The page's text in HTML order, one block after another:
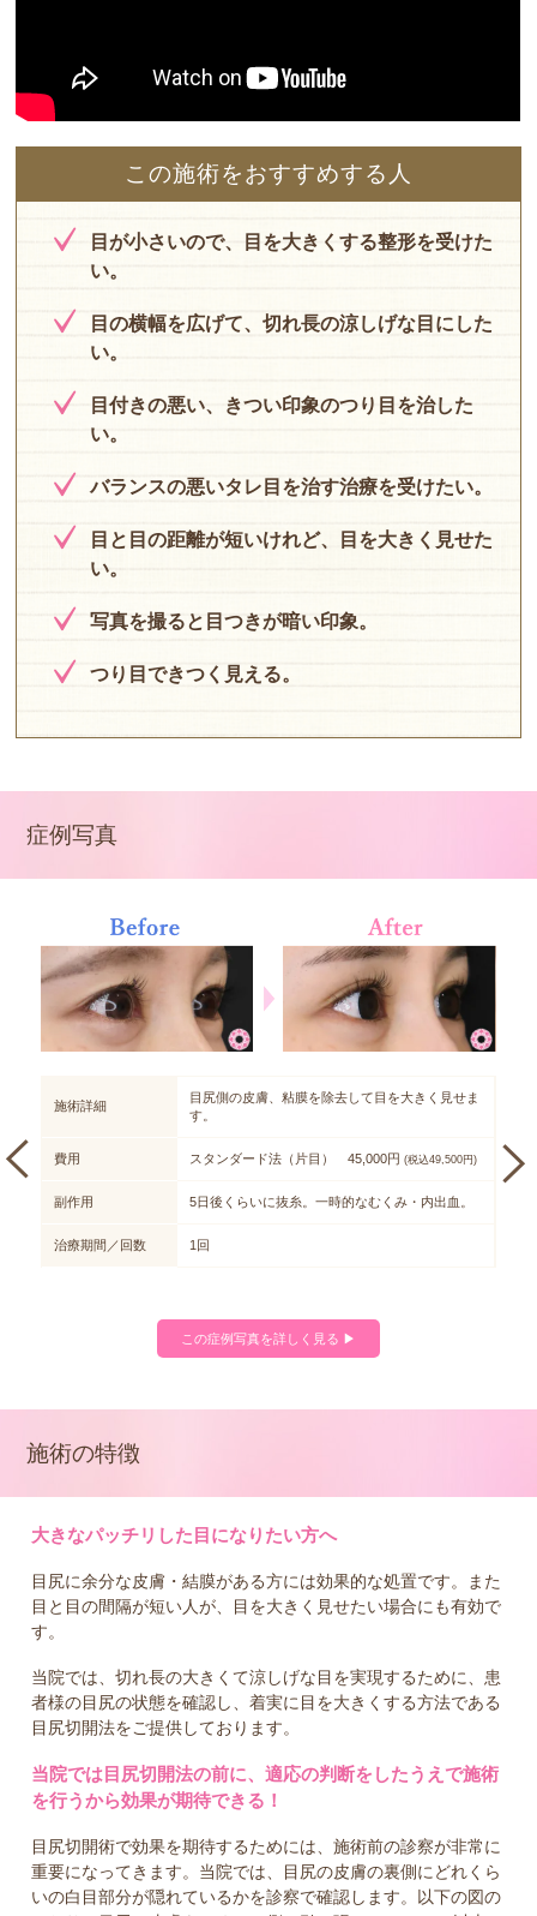
この施術をおすすめする人
目が小さいので、目を大きくする整形を受けた
い。
目の横幅を広げて、切れ長の涼しげな目にした
い。
目付きの悪い、きつい印象のつり目を治した
い。
バランスの悪いタレ目を治す治療を受けたい。
目と目の距離が短いけれど、目を大きく見せた
い。
写真を撮ると目つきが暗い印象。
つり目できつく見える。
症例写真
円)
施術詳細
目尻側の皮膚、粘膜を除去して目を大きく見せま
す。
費用 スタンダード法（片目） 45,000円(税込49,500円)
副作用 5日後くらいに抜糸。一時的なむくみ・内出血。
治療期間／回数 1回
この症例写真を詳しく見る ▶
費用
施術の特徴
大きなパッチリした目になりたい方へ
目尻に余分な皮膚・結膜がある方には効果的な処置です。また
目と目の間隔が短い人が、目を大きく見せたい場合にも有効で
す。
当院では、切れ長の大きくて涼しげな目を実現するために、患
者様の目尻の状態を確認し、着実に目を大きくする方法である
目尻切開法をご提供しております。
当院では目尻切開法の前に、適応の判断をしたうえで施術
を行うから効果が期待できる！
目尻切開術で効果を期待するためには、施術前の診察が非常に
重要になってきます。当院では、目尻の皮膚の裏側にどれくら
いの白目部分が隠れているかを診察で確認します。以下の図の